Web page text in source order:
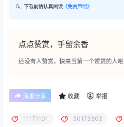
5、下载前请认真阅读 《免责声明》
点点赞赏，手留余香
还没有人赞赏，快来当第一个赞赏的人吧
海报分享 收藏 举报
11171101 30173303